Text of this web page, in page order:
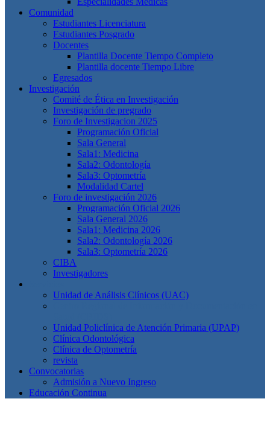
Comunidad
Estudiantes Licenciatura
Estudiantes Posgrado
Docentes
Plantilla Docente Tiempo Completo
Plantilla docente Tiempo Libre
Egresados
Investigación
Comité de Ética en Investigación
Investigación de pregrado
Foro de Investigacion 2025
Programación Oficial
Sala General
Sala1: Medicina
Sala2: Odontología
Sala3: Optometría
Modalidad Cartel
Foro de investigación 2026
Programación Oficial 2026
Sala General 2026
Sala1: Medicina 2026
Sala2: Odontología 2026
Sala3: Optometría 2026
CIBA
Investigadores
Unidad de Análisis Clínicos (UAC)
Unidad Policlínica de Atención Primaria (UPAP)
Clínica Odontológica
Clínica de Optometría
revista
Convocatorias
Admisión a Nuevo Ingreso
Educación Continua